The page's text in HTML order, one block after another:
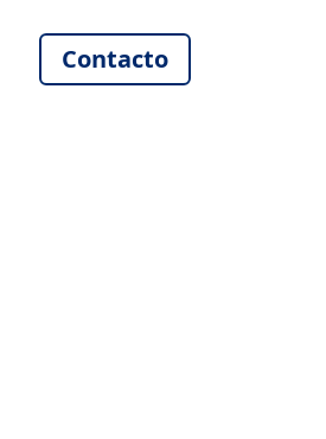
Contacto